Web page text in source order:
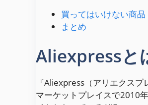
買ってはいけない商品
まとめ
Aliexpressと
『Aliexpress（アリエクス
マーケットプレイスで2010